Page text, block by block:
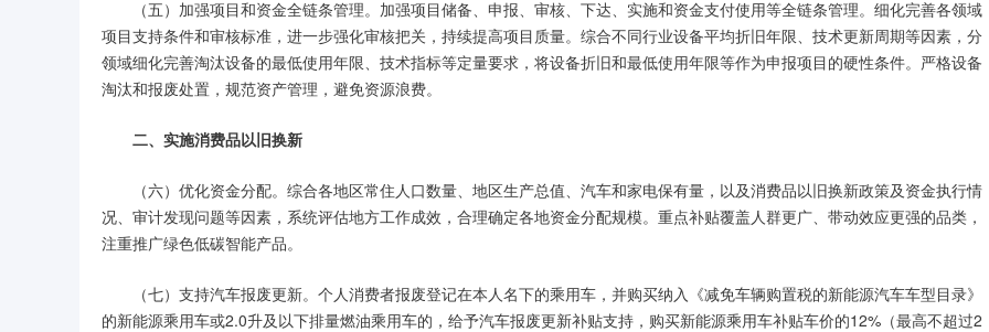
（五）加强项目和资金全链条管理。加强项目储备、申报、审核、下达、实施和资金支付使用等全链条管理。细化完善各领域
项目支持条件和审核标准，进一步强化审核把关，持续提高项目质量。综合不同行业设备平均折旧年限、技术更新周期等因素，分
领域细化完善淘汰设备的最低使用年限、技术指标等定量要求，将设备折旧和最低使用年限等作为申报项目的硬性条件。严格设备
淘汰和报废处置，规范资产管理，避免资源浪费。
二、实施消费品以旧换新
（六）优化资金分配。综合各地区常住人口数量、地区生产总值、汽车和家电保有量，以及消费品以旧换新政策及资金执行情
况、审计发现问题等因素，系统评估地方工作成效，合理确定各地资金分配规模。重点补贴覆盖人群更广、带动效应更强的品类，
注重推广绿色低碳智能产品。
（七）支持汽车报废更新。个人消费者报废登记在本人名下的乘用车，并购买纳入《减免车辆购置税的新能源汽车车型目录》
的新能源乘用车或2.0升及以下排量燃油乘用车的，给予汽车报废更新补贴支持，购买新能源乘用车补贴车价的12%（最高不超过2